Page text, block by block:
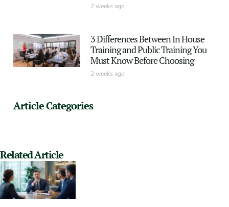
2 weeks ago
3 Differences Between In House
Training and Public Training You
Must Know Before Choosing
2 weeks ago
Article Categories
Related Article